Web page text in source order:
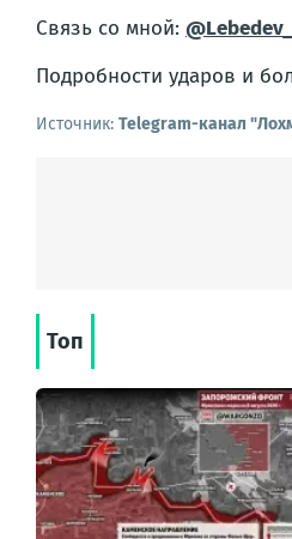
Связь со мной:
Подробности ударов и
Источник: Telegram-канал
Топ